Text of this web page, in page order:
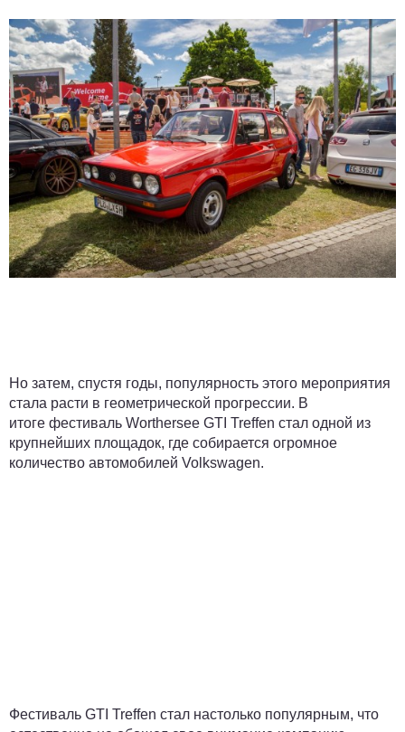
Но затем, спустя годы, популярность этого мероприятия
стала расти в геометрической прогрессии. В
итоге фестиваль Worthersee GTI Treffen стал одной из
крупнейших площадок, где собирается огромное
количество автомобилей Volkswagen.
Фестиваль GTI Treffen стал настолько популярным, что